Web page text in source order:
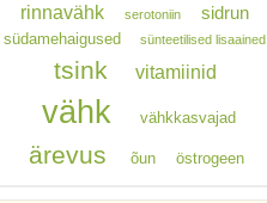
rinnavähk serotoniin sidrun
südamehaigused sünteetilised lisaained
tsink vitamiinid
vähk vähkkasvajad
ärevus õun östrogeen